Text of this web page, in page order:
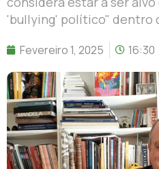
'bullying' político" dentro
Fevereiro 1, 2025 16:30